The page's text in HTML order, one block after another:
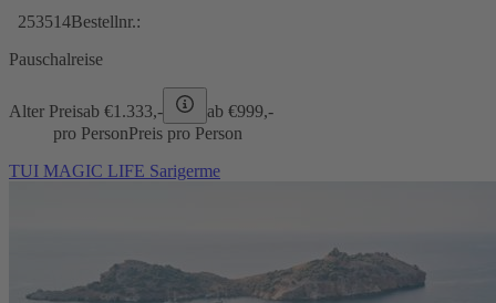
253514Bestellnr.:
Pauschalreise
Alter Preisab €1.333,- ab €999,-
pro PersonPreis pro Person
TUI MAGIC LIFE Sarigerme